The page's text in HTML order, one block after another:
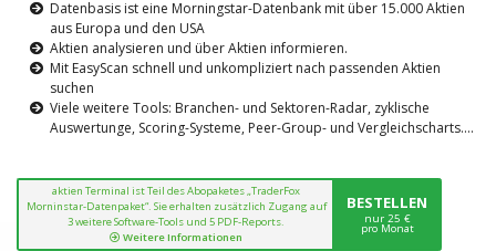
Datenbasis ist eine Morningstar-Datenbank mit über 15.000 Aktien
aus Europa und den USA
Aktien analysieren und über Aktien informieren.
Mit EasyScan schnell und unkompliziert nach passenden Aktien
suchen
Viele weitere Tools: Branchen- und Sektoren-Radar, zyklische
Auswertunge, Scoring-Systeme, Peer-Group- und Vergleichscharts....
aktien Terminal ist Teil des Abopaketes „TraderFox
Morninstar-Datenpaket“. Sie erhalten zusätzlich Zugang auf
3 weitere Software-Tools und 5 PDF-Reports.
Weitere Informationen
BESTELLEN
nur 25 €
pro Monat